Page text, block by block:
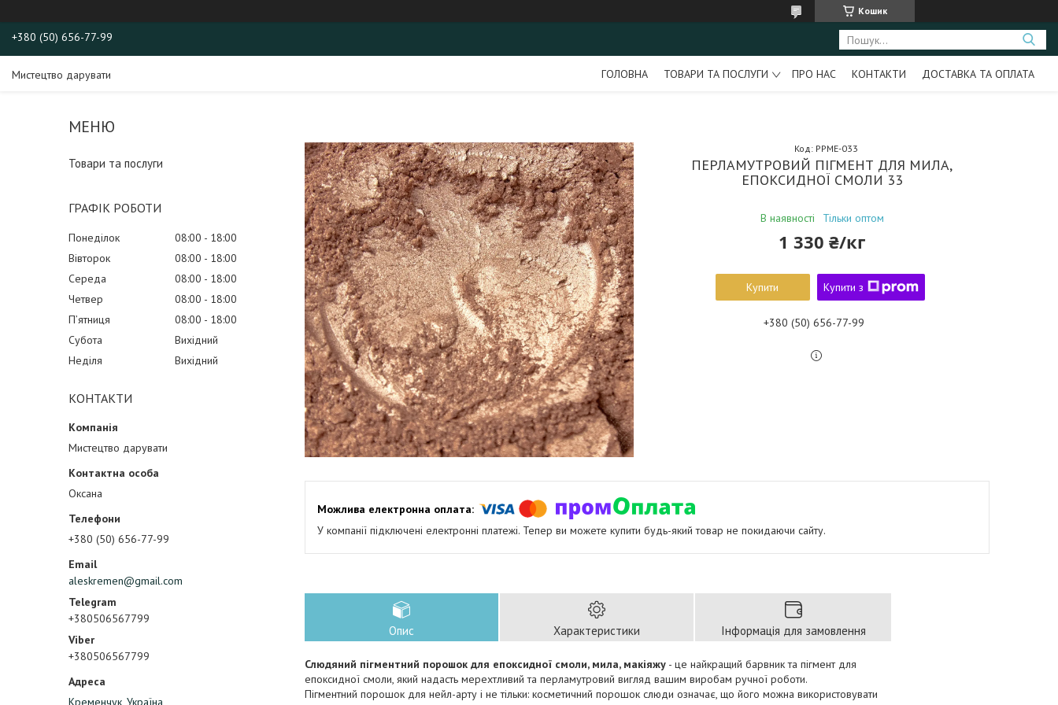
Кошик
+380 (50) 656-77-99
Мистецтво дарувати ГОЛОВНА ТОВАРИ ТА ПОСЛУГИ ПРО НАС КОНТАКТИ ДОСТАВКА ТА ОПЛАТА
Товари та послуги
ГРАФІК РОБОТИ
Понеділок 08:00
18:00
Вівторок
08:00
18:00
Середа
08:00
18:00
Четвер
08:00
18:00
Пʼятниця
08:00
18:00
Субота
Вихідний
Неділя
Вихідний
КОНТАКТИ
Мистецтво дарувати
Оксана
+380 (50) 656-77-99
aleskremen@gmail.com
+380506567799
+380506567799
Кременчук, Україна
ПЕРЛАМУТРОВИЙ ПІГМЕНТ ДЛЯ МИЛА,
ЕПОКСИДНОЇ СМОЛИ 33
В наявності Тільки оптом
Код: PPME-033
1 330 ₴/кг
Купити Купити з
+380 (50) 656-77-99
У компанії підключені електронні платежі. Тепер ви можете купити будь-який товар не покидаючи сайту.
Опис Характеристики Інформація для замовлення
Слюдяний пігментний порошок для епоксидної смоли, мила, макіяжу - це найкращий барвник та пігмент для
епоксидної смоли, який надасть мерехтливий та перламутровий вигляд вашим виробам ручної роботи.
Пігментний порошок для нейл-арту і не тільки: косметичний порошок слюди означає, що його можна використовувати